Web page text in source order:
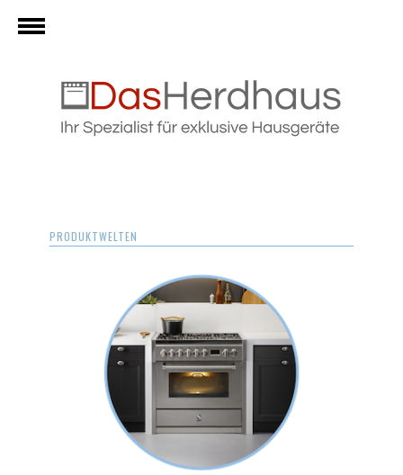
PRODUKTWELTEN